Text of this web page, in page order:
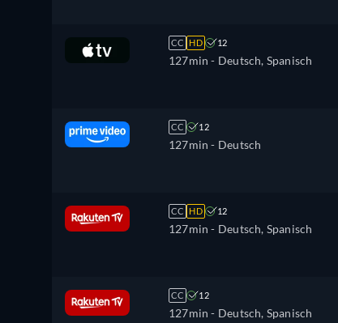
CC HD 12
127min - Deutsch, Spanisch
CC 12
127min - Deutsch
CC HD 12
127min - Deutsch, Spanisch
CC 12
127min - Deutsch, Spanisch